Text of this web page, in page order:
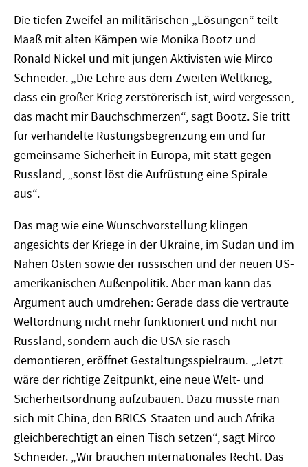
Die tiefen Zweifel an militärischen „Lösungen“ teilt
Maaß mit alten Kämpen wie Monika Bootz und
Ronald Nickel und mit jungen Aktivisten wie Mirco
Schneider. „Die Lehre aus dem Zweiten Weltkrieg,
dass ein großer Krieg zerstörerisch ist, wird vergessen,
das macht mir Bauchschmerzen“, sagt Bootz. Sie tritt
für verhandelte Rüstungsbegrenzung ein und für
gemeinsame Sicherheit in Europa, mit statt gegen
Russland, „sonst löst die Aufrüstung eine Spirale
aus“.
Das mag wie eine Wunschvorstellung klingen
angesichts der Kriege in der Ukraine, im Sudan und im
Nahen Osten sowie der russischen und der neuen US-
amerikanischen Außenpolitik. Aber man kann das
Argument auch umdrehen: Gerade dass die vertraute
Weltordnung nicht mehr funktioniert und nicht nur
Russland, sondern auch die USA sie rasch
demontieren, eröffnet Gestaltungsspielraum. „Jetzt
wäre der richtige Zeitpunkt, eine neue Welt- und
Sicherheitsordnung aufzubauen. Dazu müsste man
sich mit China, den BRICS-Staaten und auch Afrika
gleichberechtigt an einen Tisch setzen“, sagt Mirco
Schneider. „Wir brauchen internationales Recht. Das